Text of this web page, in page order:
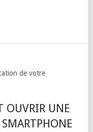
de votre
OUVRIR UNE